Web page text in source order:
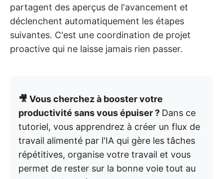
partagent des aperçus de l'avancement et
déclenchent automatiquement les étapes
suivantes. C'est une coordination de projet
proactive qui ne laisse jamais rien passer.
🎥 Vous cherchez à booster votre
productivité sans vous épuiser ? Dans ce
tutoriel, vous apprendrez à créer un flux de
travail alimenté par l'IA qui gère les tâches
répétitives, organise votre travail et vous
permet de rester sur la bonne voie tout au